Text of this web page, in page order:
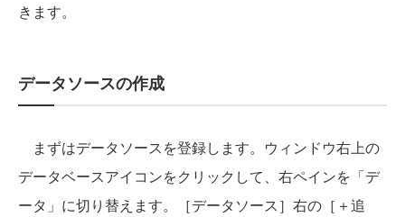
きます。
データソースの作成
まずはデータソースを登録します。ウィンドウ右上の
データベースアイコンをクリックして、右ペインを「デ
ータ」に切り替えます。［データソース］右の［＋追